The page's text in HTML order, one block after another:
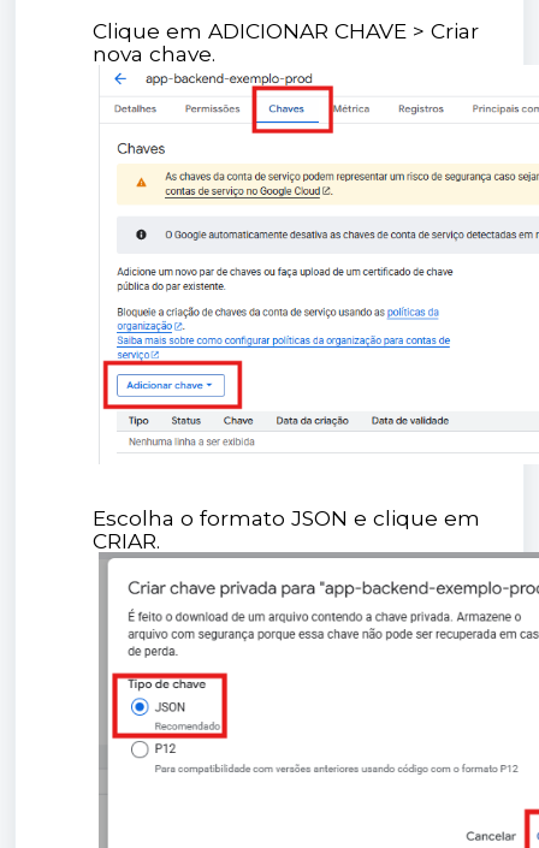
Clique em ADICIONAR CHAVE > Criar
nova chave.
Escolha o formato JSON e clique em
CRIAR.